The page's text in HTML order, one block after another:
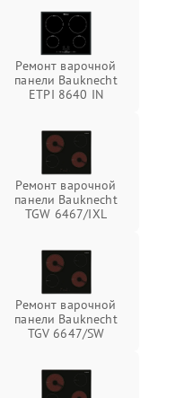
Ремонт варочной
панели Bauknecht
ETPI 8640 IN
Ремонт варочной
панели Bauknecht
TGW 6467/IXL
Ремонт варочной
панели Bauknecht
TGV 6647/SW